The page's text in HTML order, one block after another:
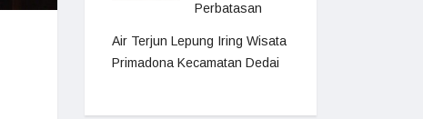
Perbatasan
Air Terjun Lepung Iring Wisata
Primadona Kecamatan Dedai